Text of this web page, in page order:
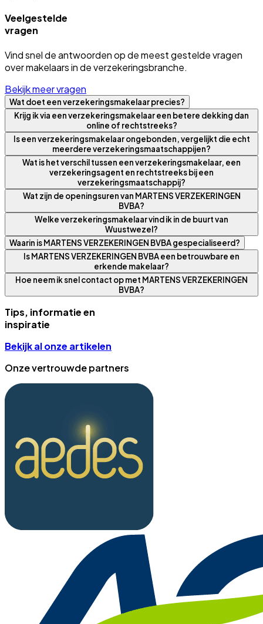
Veelgestelde
vragen
Vind snel de antwoorden op de meest gestelde vragen
over makelaars in de verzekeringsbranche.
Bekijk meer vragen
Wat doet een verzekeringsmakelaar precies?
Krijg ik via een verzekeringsmakelaar een betere dekking dan
online of rechtstreeks?
Is een verzekeringsmakelaar ongebonden, vergelijkt die echt
meerdere verzekeringsmaatschappijen?
Wat is het verschil tussen een verzekeringsmakelaar, een
verzekeringsagent en rechtstreeks bij een
verzekeringsmaatschappij?
Wat zijn de openingsuren van MARTENS VERZEKERINGEN
BVBA?
Welke verzekeringsmakelaar vind ik in de buurt van
Wuustwezel?
Waarin is MARTENS VERZEKERINGEN BVBA gespecialiseerd?
Is MARTENS VERZEKERINGEN BVBA een betrouwbare en
erkende makelaar?
Hoe neem ik snel contact op met MARTENS VERZEKERINGEN
BVBA?
Tips, informatie en
inspiratie
Bekijk al onze artikelen
Onze vertrouwde partners